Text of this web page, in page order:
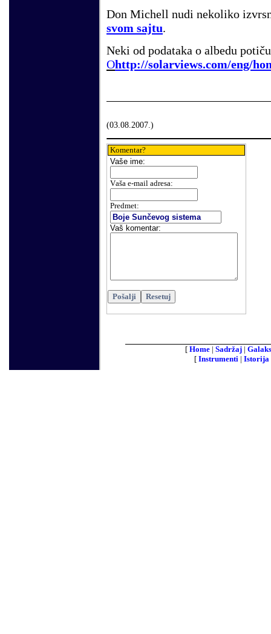
Don Michell nudi nekoliko
svom sajtu.
Neki od podataka o albedu
Ohttp://solarviews.com/eng/
(03 08 .2007 .)
Komentar?
Vaše ime:
Vaša e-mail adresa:
Predmet:
Vaš komentar:
[ Home | Sadržaj |
[ Instrumenti| Istorija